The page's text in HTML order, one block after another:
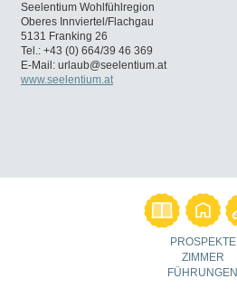
Seelentium Wohlfühlregion
Oberes Innviertel/Flachgau
5131 Franking 26
Tel.: +43 (0) 664/39 46 369
E-Mail: urlaub@seelentium.at
www.seelentium.at
PROSPEKTE
ZIMMER
FÜHRUNGEN